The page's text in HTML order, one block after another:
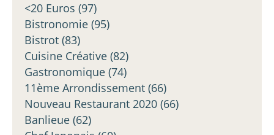
<20 Euros (97)
Bistronomie (95)
Bistrot (83)
Cuisine Créative (82)
Gastronomique (74)
11ème Arrondissement (66)
Nouveau Restaurant 2020 (66)
Banlieue (62)